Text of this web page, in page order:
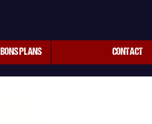
BONS PLANS CONTACT